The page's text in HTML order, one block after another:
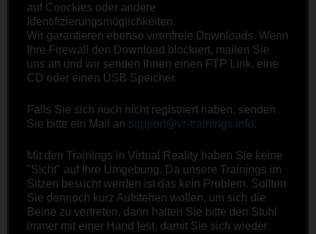
auf Coockies oder andere
Identifizierungsmöglichkeiten.
Wir garantieren ebenso virenfreie Downloads. Wenn
Ihre Firewall den Download blockiert, mailen Sie
uns an und wir senden Ihnen einen FTP Link, eine
CD oder einen USB Speicher.
Falls Sie sich noch nicht registriert haben, senden
Sie bitte ein Mail an support@vr-trainings.info.
Mit den Trainings in Virtual Reality haben Sie keine
"Sicht" auf Ihre Umgebung. Da unsere Trainings im
Sitzen besucht werden ist das kein Problem. Sollten
Sie dennoch kurz Aufstehen wollen, um sich die
Beine zu vertreten, dann halten Sie bitte den Stuhl
immer mit einer Hand fest, damit Sie sich wieder